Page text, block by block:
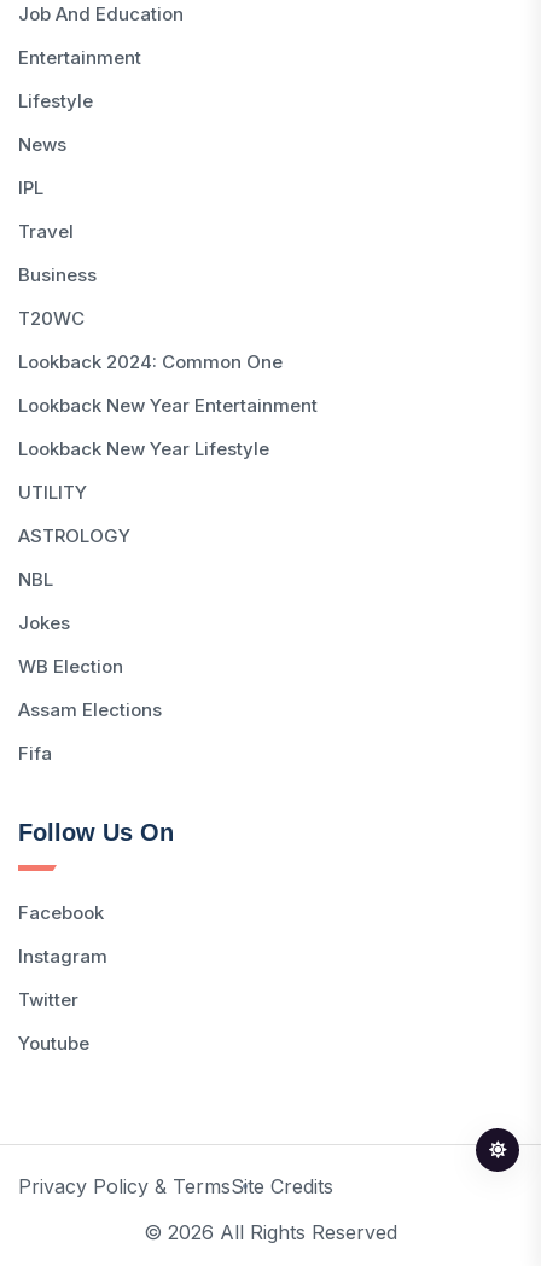
Job And Education
Entertainment
Lifestyle
News
IPL
Travel
Business
T20WC
Lookback 2024: Common One
Lookback New Year Entertainment
Lookback New Year Lifestyle
UTILITY
ASTROLOGY
NBL
Jokes
WB Election
Assam Elections
Fifa
Follow Us On
Facebook
Instagram
Twitter
Youtube
Privacy Policy & TermsSite Credits
© 2026 All Rights Reserved